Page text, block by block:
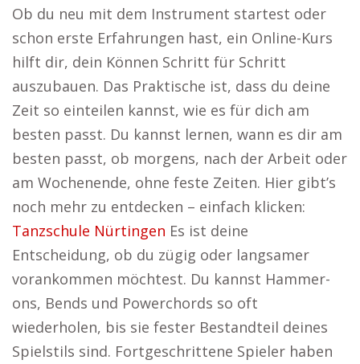
Ob du neu mit dem Instrument startest oder
schon erste Erfahrungen hast, ein Online-Kurs
hilft dir, dein Können Schritt für Schritt
auszubauen. Das Praktische ist, dass du deine
Zeit so einteilen kannst, wie es für dich am
besten passt. Du kannst lernen, wann es dir am
besten passt, ob morgens, nach der Arbeit oder
am Wochenende, ohne feste Zeiten. Hier gibt’s
noch mehr zu entdecken – einfach klicken:
Tanzschule Nürtingen Es ist deine
Entscheidung, ob du zügig oder langsamer
vorankommen möchtest. Du kannst Hammer-
ons, Bends und Powerchords so oft
wiederholen, bis sie fester Bestandteil deines
Spielstils sind. Fortgeschrittene Spieler haben